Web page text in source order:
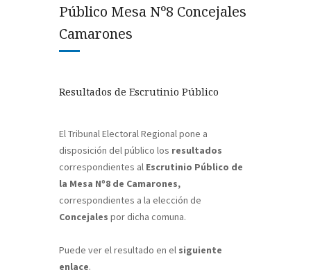
Público Mesa Nº8 Concejales
Camarones
Resultados de Escrutinio Público
El Tribunal Electoral Regional pone a
disposición del público los resultados
correspondientes al Escrutinio Público de
la Mesa Nº8 de Camarones,
correspondientes a la elección de
Concejales por dicha comuna.
Puede ver el resultado en el siguiente
enlace.